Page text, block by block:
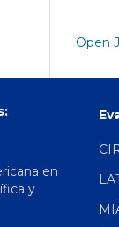
Open
en
y